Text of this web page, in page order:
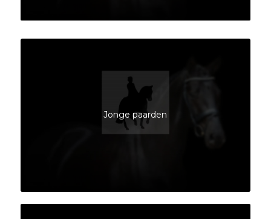
Jonge paarden